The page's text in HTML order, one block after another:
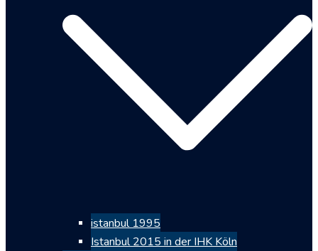
istanbul 1995
Istanbul 2015 in der IHK Köln